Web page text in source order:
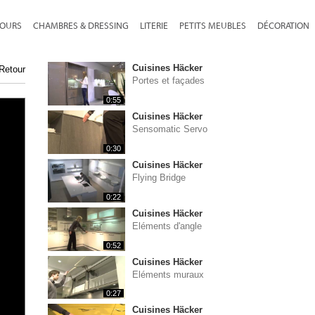
CHAMBRES & DRESSING LITERIE PETITS MEUBLES DÉCORATION
0:55
Cuisines Häcker
Portes et façades
0:30
Cuisines Häcker
Sensomatic Servo
0:22
Cuisines Häcker
Flying Bridge
0:52
Cuisines Häcker
Eléments d'angle
0:27
Cuisines Häcker
Eléments muraux
Cuisines Häcker